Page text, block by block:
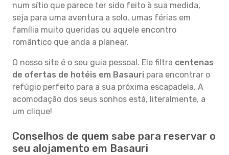
num sítio que parece ter sido feito à sua medida,
seja para uma aventura a solo, umas férias em
família muito queridas ou aquele encontro
romântico que anda a planear.
O nosso site é o seu guia pessoal. Ele filtra centenas
de ofertas de hotéis em Basauri para encontrar o
refúgio perfeito para a sua próxima escapadela. A
acomodação dos seus sonhos está, literalmente, a
um clique!
Conselhos de quem sabe para reservar o
seu alojamento em Basauri